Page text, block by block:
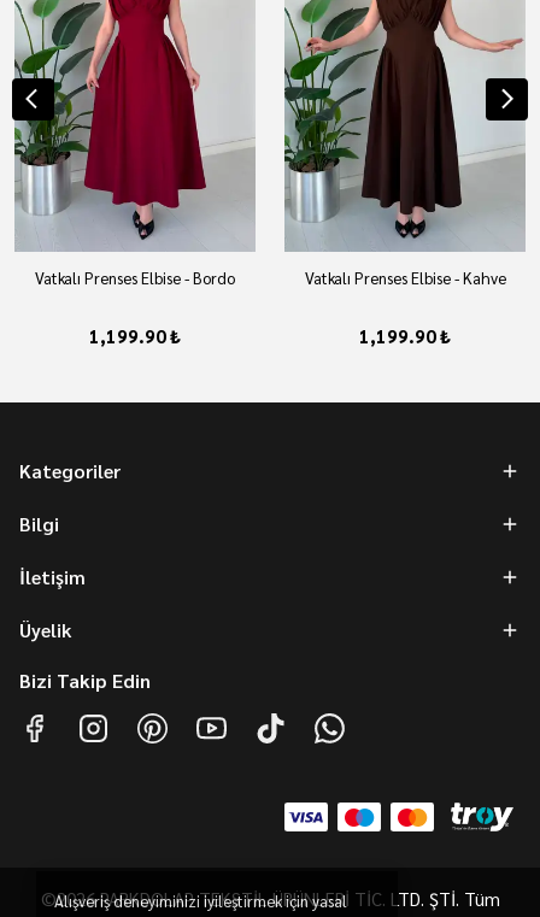
Alışveriş deneyiminizi iyileştirmek için yasal
Vatkalı Prenses Elbise - Bordo
1,199.90 ₺
Vatkalı Prenses Elbise - Kahve
1,199.90 ₺
Kategoriler
Bilgi
İletişim
Üyelik
Bizi Takip Edin
©2026 PARKDOLAP TEKSTİL ÜRÜNLERİ TİC. LTD. ŞTİ. Tüm